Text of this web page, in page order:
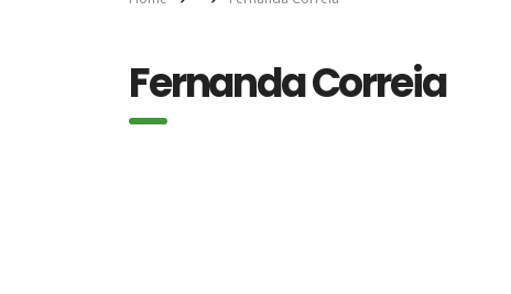
Fernanda Correia